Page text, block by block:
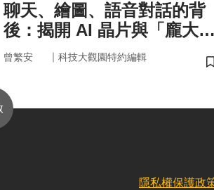
籤
聊天、繪圖、語音對話的背
後：揭開 AI 晶片與「龐大算
力」的真面目
曾繁安 ｜ 科技大觀園特約編輯
隱私權保護政